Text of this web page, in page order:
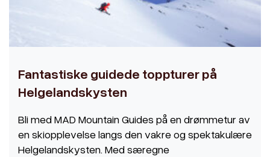
Fantastiske guidede toppturer på
Helgelandskysten
Bli med MAD Mountain Guides på en drømmetur av
en skiopplevelse langs den vakre og spektakulære
Helgelandskysten. Med særegne